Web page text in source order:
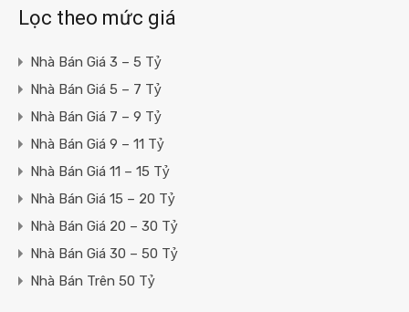
Lọc theo mức giá
Nhà Bán Giá 3 – 5 Tỷ
Nhà Bán Giá 5 – 7 Tỷ
Nhà Bán Giá 7 – 9 Tỷ
Nhà Bán Giá 9 – 11 Tỷ
Nhà Bán Giá 11 – 15 Tỷ
Nhà Bán Giá 15 – 20 Tỷ
Nhà Bán Giá 20 – 30 Tỷ
Nhà Bán Giá 30 – 50 Tỷ
Nhà Bán Trên 50 Tỷ